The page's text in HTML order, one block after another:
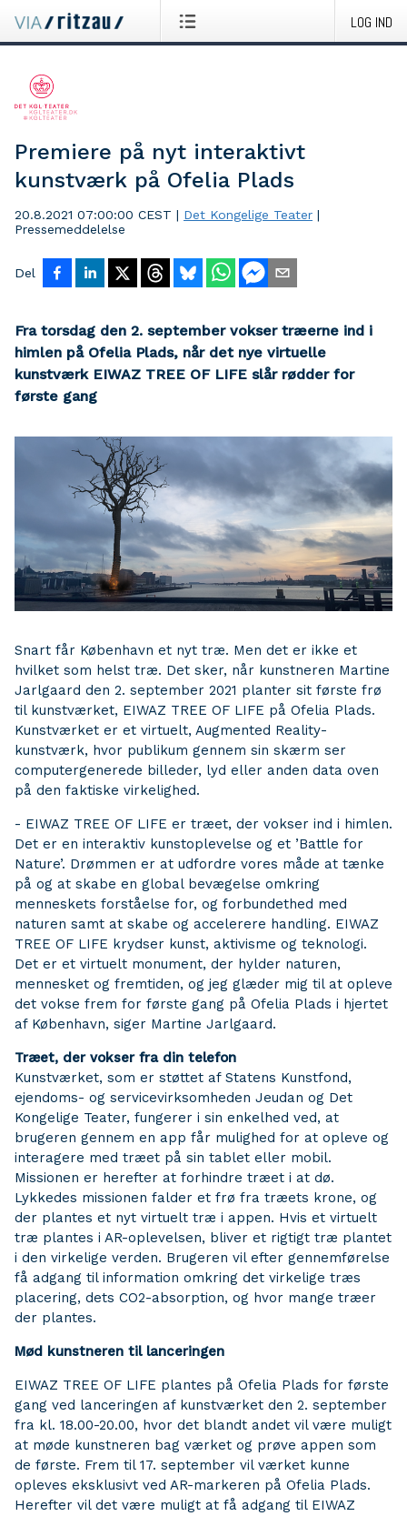
LOG IND
Premiere på nyt interaktivt
kunstværk på Ofelia Plads
20.8.2021 07:00:00 CEST | Det Kongelige Teater |
Pressemeddelelse
Del
Fra torsdag den 2. september vokser træerne ind i
himlen på Ofelia Plads, når det nye virtuelle
kunstværk EIWAZ TREE OF LIFE slår rødder for
første gang
Snart får København et nyt træ. Men det er ikke et
hvilket som helst træ. Det sker, når kunstneren Martine
Jarlgaard den 2. september 2021 planter sit første frø
til kunstværket, EIWAZ TREE OF LIFE på Ofelia Plads.
Kunstværket er et virtuelt, Augmented Reality-
kunstværk, hvor publikum gennem sin skærm ser
computergenerede billeder, lyd eller anden data oven
på den faktiske virkelighed.
- EIWAZ TREE OF LIFE er træet, der vokser ind i himlen.
Det er en interaktiv kunstoplevelse og et ’Battle for
Nature’. Drømmen er at udfordre vores måde at tænke
på og at skabe en global bevægelse omkring
menneskets forståelse for, og forbundethed med
naturen samt at skabe og accelerere handling. EIWAZ
TREE OF LIFE krydser kunst, aktivisme og teknologi.
Det er et virtuelt monument, der hylder naturen,
mennesket og fremtiden, og jeg glæder mig til at opleve
det vokse frem for første gang på Ofelia Plads i hjertet
af København, siger Martine Jarlgaard.
Træet, der vokser fradin telefon
Kunstværket, som er støttet af Statens Kunstfond,
ejendoms- og servicevirksomheden Jeudan og Det
Kongelige Teater, fungerer i sin enkelhed ved, at
brugeren gennem en app får mulighed for at opleve og
interagere med træet på sin tablet eller mobil.
Missionen er herefter at forhindre træet i at dø.
Lykkedes missionen falder et frø fra træets krone, og
der plantes et nyt virtuelt træ i appen. Hvis et virtuelt
træ plantes i AR-oplevelsen, bliver et rigtigt træ plantet
i den virkelige verden. Brugeren vil efter gennemførelse
få adgang til information omkring det virkelige træs
placering, dets CO2-absorption, og hvor mange træer
der plantes.
Mød kunstneren til lanceringen
EIWAZ TREE OF LIFE plantes på Ofelia Plads for første
gang ved lanceringen af kunstværket den 2. september
fra kl. 18.00-20.00, hvor det blandt andet vil være muligt
at møde kunstneren bag værket og prøve appen som
de første. Frem til 17. september vil værket kunne
opleves eksklusivt ved AR-markeren på Ofelia Plads.
Herefter vil det være muligt at få adgang til EIWAZ